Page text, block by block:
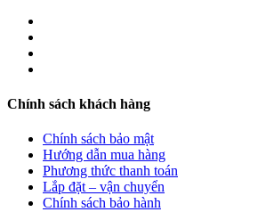
Chính sách khách hàng
Chính sách bảo mật
Hướng dẫn mua hàng
Phương thức thanh toán
Lắp đặt – vận chuyển
Chính sách bảo hành